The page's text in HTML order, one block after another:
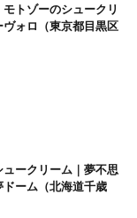
モトゾーのシュークリ
ヴォロ（東京都目黒区
ークリーム｜夢不思
ドーム（北海道千歳